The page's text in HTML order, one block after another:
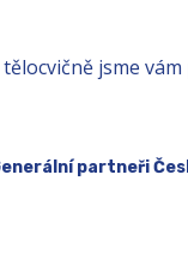
jsme
partneři